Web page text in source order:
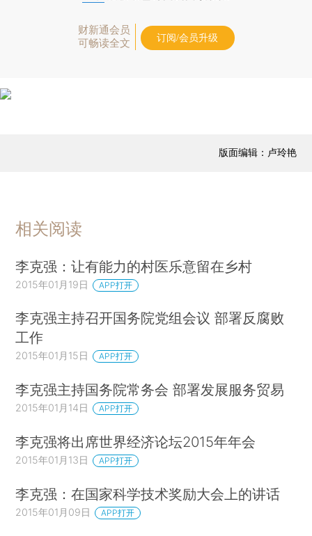
财新通会员
可畅读全文
订阅/会员升级
版面编辑：卢玲艳
相关阅读
李克强：让有能力的村医乐意留在乡村
2015年01月19日 APP打开
李克强主持召开国务院党组会议 部署反腐败
工作
2015年01月15日 APP打开
李克强主持国务院常务会 部署发展服务贸易
2015年01月14日 APP打开
李克强将出席世界经济论坛2015年年会
2015年01月13日 APP打开
李克强：在国家科学技术奖励大会上的讲话
2015年01月09日 APP打开